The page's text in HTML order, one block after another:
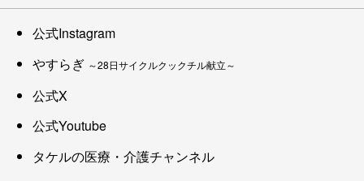
公式Instagram
やすらぎ ～28日サイクルクックチル献立～
公式X
公式Youtube
タケルの医療・介護チャンネル